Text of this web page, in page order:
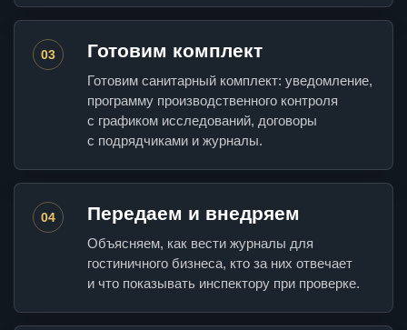
03 Готовим комплект
Готовим санитарный комплект: уведомление,
программу производственного контроля
с графиком исследований, договоры
с подрядчиками и журналы.
04 Передаем и внедряем
Объясняем, как вести журналы для
гостиничного бизнеса, кто за них отвечает
и что показывать инспектору при проверке.